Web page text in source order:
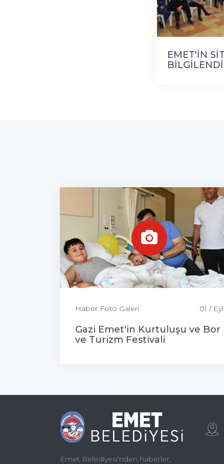
EMET'İN
Haber Foto Galeri 01 / Eyl
Gazi Emet'in Kurtuluşu ve Bor
ve Turizm Festivali
Emet Belediyesi'nden haberler,